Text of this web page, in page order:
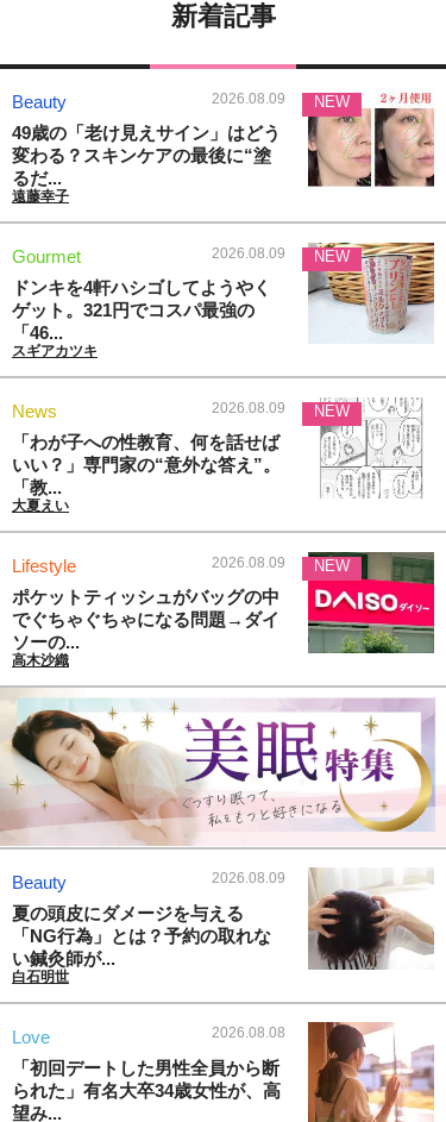
新着記事
Beauty 2026.08.09
49歳の「老け見えサイン」はどう
変わる？スキンケアの最後に“塗
るだ...
遠藤幸子
NEW
Gourmet 2026.08.09
ドンキを4軒ハシゴしてようやく
ゲット。321円でコスパ最強の
「46...
スギアカツキ
NEW
News 2026.08.09
「わが子への性教育、何を話せば
いい？」専門家の“意外な答え”。
「教...
大夏えい
NEW
Lifestyle 2026.08.09
ポケットティッシュがバッグの中
でぐちゃぐちゃになる問題→ダイ
ソーの...
高木沙織
NEW
Beauty 2026.08.09
夏の頭皮にダメージを与える
「NG行為」とは？予約の取れな
い鍼灸師が...
白石明世
Love 2026.08.08
「初回デートした男性全員から断
られた」有名大卒34歳女性が、高
望み...